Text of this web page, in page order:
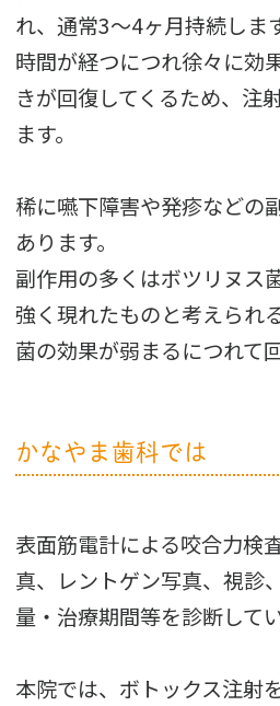
れ、通常3～4ヶ月持続しま
時間が経つにつれ徐々に効
きが回復してくるため、注
ます。
稀に嚥下障害や発疹などの
あります。
副作用の多くはボツリヌス
強く現れたものと考えられ
菌の効果が弱まるにつれて
かなやま歯科では
表面筋電計による咬合力検
真、レントゲン写真、視診
量・治療期間等を診断してい
本院では、ボトックス注射